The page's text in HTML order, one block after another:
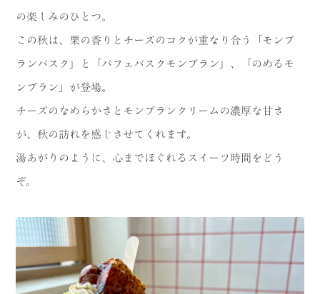
の楽しみのひとつ。
この秋は、栗の香りとチーズのコクが重なり合う「モンブ
ランバスク」と「パフェバスクモンブラン」、「のめるモ
ンブラン」が登場。
チーズのなめらかさとモンブランクリームの濃厚な甘さ
が、秋の訪れを感じさせてくれます。
湯あがりのように、心までほぐれるスイーツ時間をどう
ぞ。